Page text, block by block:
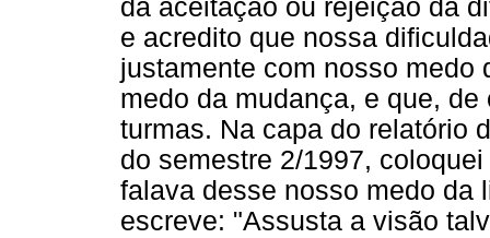
da aceitação ou rejeição da
e acredito que nossa
justamente com nosso medo
medo da mudança, e que,
turmas. Na capa do relatório
do semestre 2/1997,
falava desse nosso medo da
escreve: "Assusta a visão